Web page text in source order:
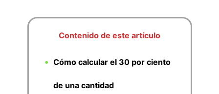
Contenido de este artículo
Cómo calcular el 30 por ciento
de una cantidad